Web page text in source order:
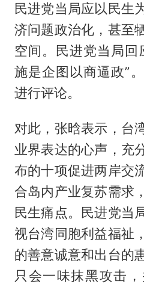
民进党当局应以民生
济问题政治化，甚至
空间。民进党当局回
施是企图以商逼政”
进行评论。
对此，张晗表示，台
业界表达的心声，充
布的十项促进两岸交
合岛内产业复苏需求
民生痛点。民进党当
视台湾同胞利益福祉
的善意诚意和出台的
只会一味抹黑攻击